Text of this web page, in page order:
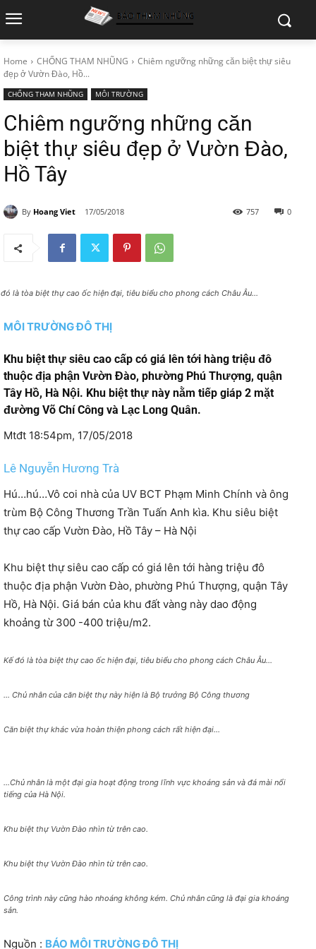
Home CHỐNG THAM NHŨNG
Chiêm ngưỡng những căn biệt thự siêu
đẹp ở Vườn Đào, Hồ...
CHỐNG THAM NHŨNG MÔI TRƯỜNG
Chiêm ngưỡng những căn
biệt thự siêu đẹp ở Vườn Đào,
Hồ Tây
By Hoang Viet 17/05/2018 0
757
đó là tòa biệt thự cao ốc hiện đại, tiêu biểu cho phong cách Châu Âu...
MÔI TRƯỜNG ĐÔ THỊ
Khu biệt thự siêu cao cấp có giá lên tới hàng triệu đô
thuộc địa phận Vườn Đào, phường Phú Thượng, quận
Tây Hồ, Hà Nội. Khu biệt thự này nằm tiếp giáp 2 mặt
đường Võ Chí Công và Lạc Long Quân.
Mtđt 18:54pm, 17/05/2018
Lê Nguyễn Hương Trà
Hú…hú…Vô coi nhà của UV BCT Phạm Minh Chính và ông
trùm Bộ Công Thương Trần Tuấn Anh kìa. Khu siêu biệt
thự cao cấp Vườn Đào, Hồ Tây – Hà Nội
Khu biệt thự siêu cao cấp có giá lên tới hàng triệu đô
thuộc địa phận Vườn Đào, phường Phú Thượng, quận Tây
Hồ, Hà Nội. Giá bán của khu đất vàng này dao động
khoảng từ 300 -400 triệu/m2.
Kế đó là tòa biệt thự cao ốc hiện đại, tiêu biểu cho phong cách Châu Âu…
… Chủ nhân của căn biệt thự này hiện là Bộ trưởng Bộ Công thương
Căn biệt thự khác vừa hoàn thiện phong cách rất hiện đại…
…Chủ nhân là một đại gia hoạt động trong lĩnh vực khoáng sản và đá mài nổi
tiếng của Hà Nội.
Khu biệt thự Vườn Đào nhìn từ trên cao.
Khu biệt thự Vườn Đào nhìn từ trên cao.
Công trình này cũng hào nhoáng không kém. Chủ nhân cũng là đại gia khoáng
sản.
Nguồn : BÁO MÔI TRƯỜNG ĐÔ THỊ